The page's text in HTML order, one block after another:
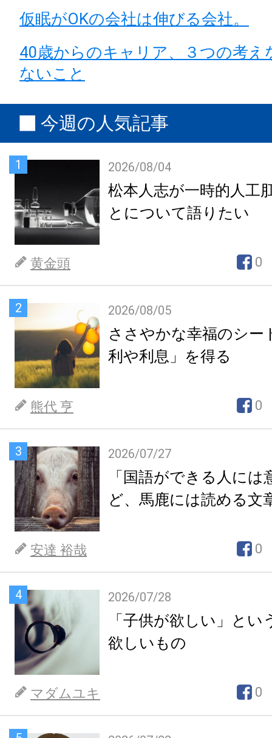
仮眠がOKの会社は伸びる会社。
40歳からのキャリア、３つの考え
ないこと
今週の人気記事
1 2026/08/04
松本人志が一時的人工
とについて語りたい
黄金頭 0
2 2026/08/05
ささやかな幸福のシー
利や利息」を得る
熊代 亨 0
3 2026/07/27
「国語ができる人には
ど、馬鹿には読める文
安達 裕哉 0
4 2026/07/28
「子供が欲しい」とい
欲しいもの
マダムユキ 0